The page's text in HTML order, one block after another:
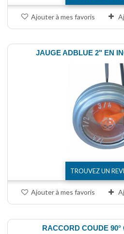
Ajouter à mes favoris
JAUGE ADBLUE 2" EN
TROUVEZ UN
Ajouter à mes favoris
RACCORD COUDE